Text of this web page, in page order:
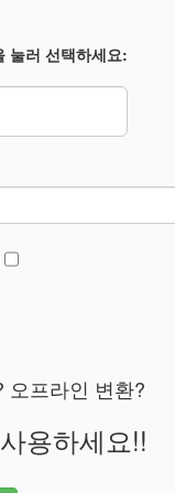
눌러 선택하세요:
오프라인 변환?
용하세요!!